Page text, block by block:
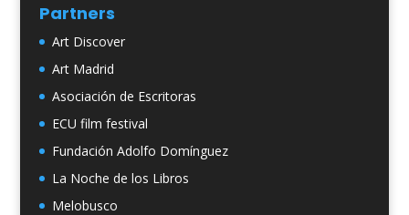
Partners
Art Discover
Art Madrid
Asociación de Escritoras
ECU film festival
Fundación Adolfo Domínguez
La Noche de los Libros
Melobusco